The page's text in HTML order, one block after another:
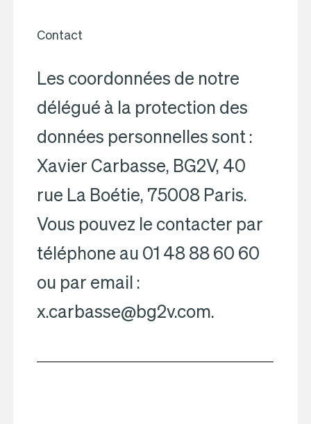
Contact
Les coordonnées de notre
délégué à la protection des
données personnelles sont :
Xavier Carbasse, BG2V, 40
rue La Boétie, 75008 Paris.
Vous pouvez le contacter par
téléphone au 01 48 88 60 60
ou par email :
x.carbasse@bg2v.com.